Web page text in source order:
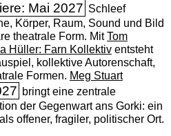
Mai 2027 Schleef
Körper, Raum, Sound und Bild
theatrale Form. MitTom
Hüller: Farn Kollektiventsteht
kollektive Autorenschaft,
Formen. Meg Stuart
bringt eine zentrale
der Gegenwart ans Gorki: ein
offener, fragiler, politischer Ort.